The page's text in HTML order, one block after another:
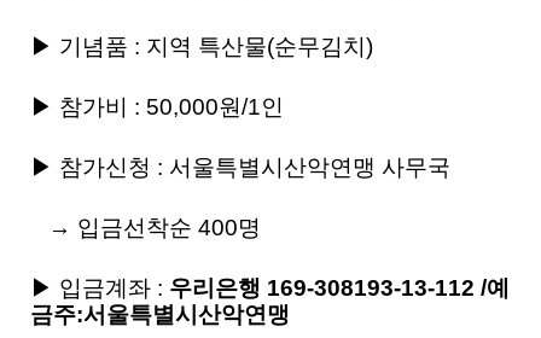
▶ 기념품 : 지역 특산물(순무김치)
▶ 참가비 : 50,000원/1인
▶ 참가신청 : 서울특별시산악연맹 사무국
→ 입금선착순 400명
▶ 입금계좌 : 우리은행 169-308193-13-112 /예
금주:서울특별시산악연맹